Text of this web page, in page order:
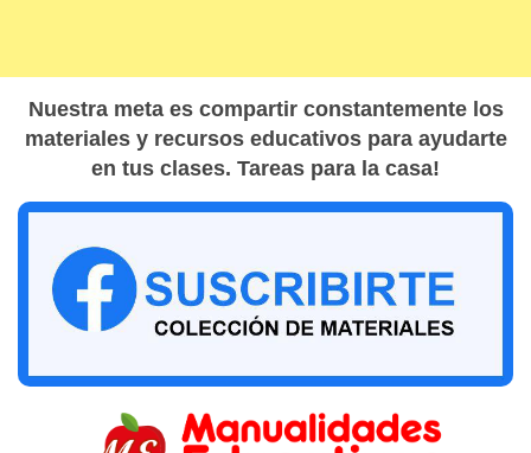
Nuestra meta es compartir constantemente los
materiales y recursos educativos para ayudarte
en tus clases. Tareas para la casa!